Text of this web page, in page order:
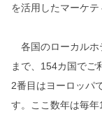
を活用したマーケテ
各国のローカルホ
まで、154カ国でご
2番目はヨーロッパ
す。ここ数年は毎年